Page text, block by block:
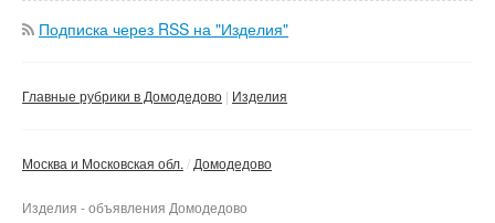
Подписка через RSS на "Изделия"
Главные рубрики в Домодедово Изделия
Москва и Московская обл. Домодедово
Изделия - объявления Домодедово